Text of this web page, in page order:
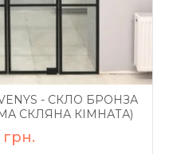
- СКЛО БРОНЗА
СКЛЯНА КІМНАТА)